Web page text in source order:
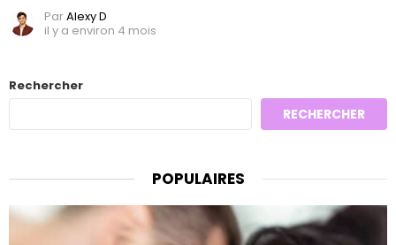
ParAlexy D
il y a environ 4 mois
Rechercher
RECHERCHER
POPULAIRES